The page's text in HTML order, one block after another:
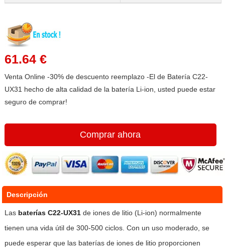
61.64 €
Venta Online -30% de descuento reemplazo -El de Batería C22-
UX31 hecho de alta calidad de la batería Li-ion, usted puede estar
seguro de comprar!
Comprar ahora
Descripción
Las baterías C22-UX31de iones de litio (Li-ion) normalmente
tienen una vida útil de 300-500 ciclos. Con un uso moderado, se
puede esperar que las baterías de iones de litio proporcionen